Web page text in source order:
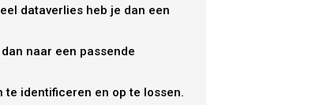
dataverlies heb je dan een
naar een passende
identificeren en op te lossen.